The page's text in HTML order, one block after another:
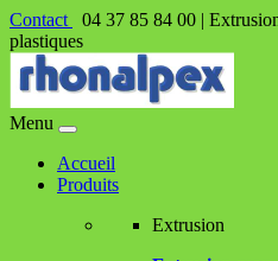
Contact 04 37 85 84 00 |
plastiques
Menu
Accueil
Produits
Extrusion